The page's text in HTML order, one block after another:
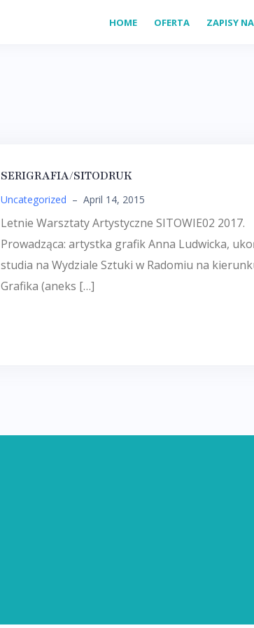
HOME OFERTA ZAPISY
SERIGRAFIA/SITODRUK
Uncategorized – April 14, 2015
Letnie Warsztaty Artystyczne SITOWIE02 2017.
Prowadząca: artystka grafik Anna Ludwicka,
studia na Wydziale Sztuki w Radomiu na
Grafika (aneks […]